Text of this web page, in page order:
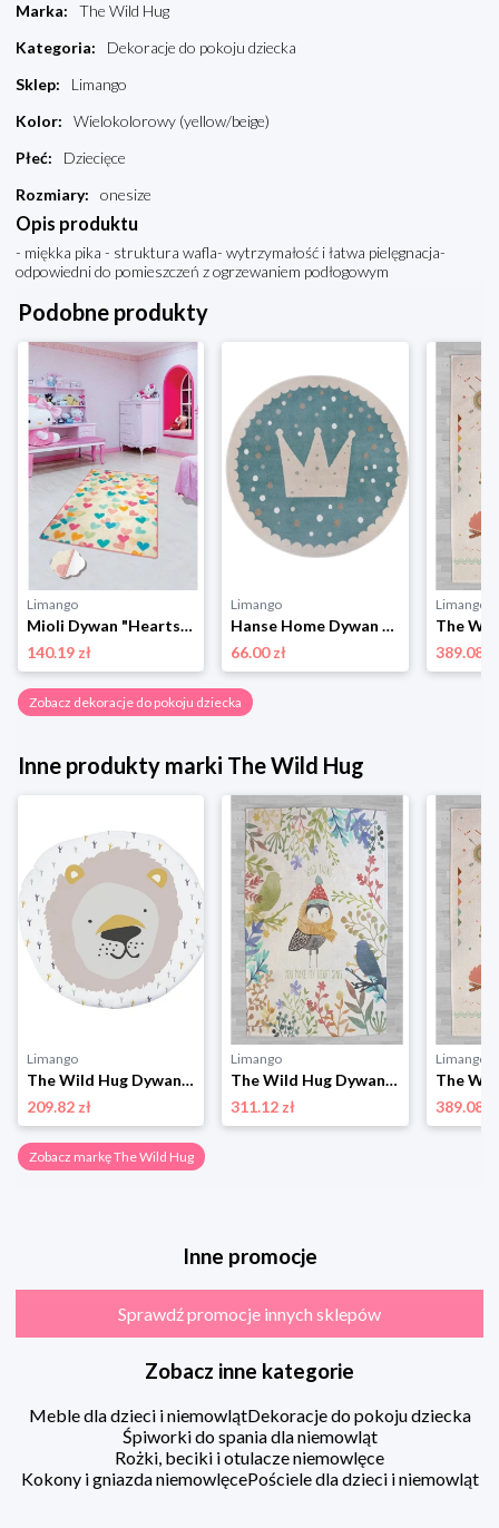
Marka:
The Wild Hug
Kategoria:
Dekoracje do pokoju dziecka
Sklep:
Limango
Kolor:
Wielokolorowy (yellow/beige)
Płeć:
Dziecięce
Rozmiary: onesize
Opis produktu
- miękka pika - struktura wafla- wytrzymałość i łatwa pielęgnacja-
odpowiedni do pomieszczeń z ogrzewaniem podłogowym
Podobne produkty
Limango
Mioli Dywan "Hearts" w kolorze kremowo-jasnoróżowo-niebieskim rozmiar: 100x200 cm
140.19 zł
Limango
Hanse Home Dywan "Crown" w kolorze niebiesko-kremowym rozmiar: 100 cm
66.00 zł
Limango
389.08 zł
Zobacz dekoracje do pokoju dziecka
Inne produkty marki The Wild Hug
Limango
The Wild Hug Dywan "Lion" w kolorze beżowo-żółtym - Ø 120 cm rozmiar: onesize
209.82 zł
Limango
The Wild Hug Dywan bawełniany "Wild Thing" ze wzorem - 190 x 135 cm rozmiar: onesize
311.12 zł
Limango
389.08 zł
Zobacz markę The Wild Hug
Inne promocje
Sprawdź promocje innych sklepów
Zobacz inne kategorie
Meble dla dzieci i niemowlątDekoracje do pokoju dziecka
Śpiworki do spania dla niemowląt
Rożki, beciki i otulacze niemowlęce
Kokony i gniazda niemowlęcePościele dla dzieci i niemowląt